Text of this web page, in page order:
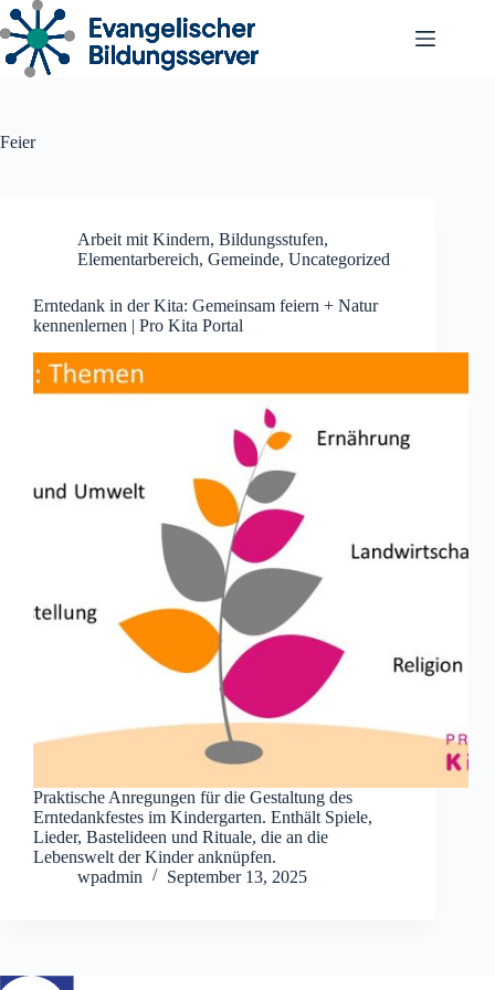
Zum
Inhalt
springen
Feier
Arbeit mit Kindern, Bildungsstufen,
Elementarbereich, Gemeinde, Uncategorized
Erntedank in der Kita: Gemeinsam feiern + Natur
kennenlernen | Pro Kita Portal
Praktische Anregungen für die Gestaltung des
Erntedankfestes im Kindergarten. Enthält Spiele,
Lieder, Bastelideen und Rituale, die an die
Lebenswelt der Kinder anknüpfen.
wpadmin
September 13, 2025